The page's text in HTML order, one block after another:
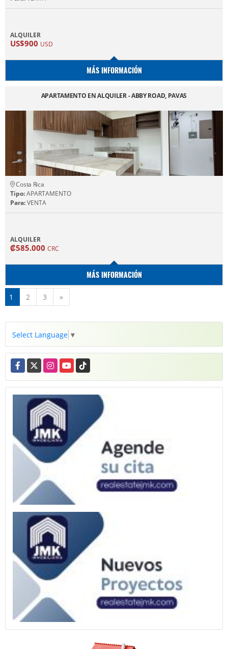
ALQUILER
US$900 USD
MÁS INFORMACIÓN
APARTAMENTO EN ALQUILER - ABBY ROAD, PAVAS
Costa Rica
Tipo:APARTAMENTO
Para:VENTA
ALQUILER
₡585.000 CRC
MÁS INFORMACIÓN
1 2 3 »
Select Language ▼
Facebook
X InstagramYouTubeTikTok